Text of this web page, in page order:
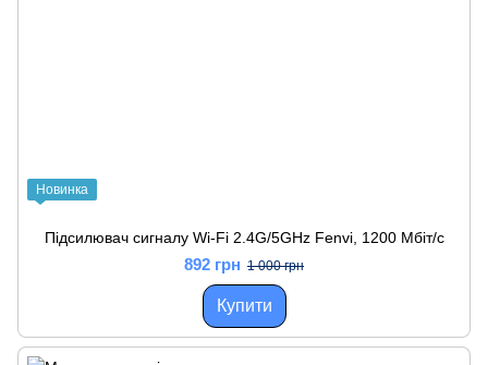
Новинка
Підсилювач сигналу Wi-Fi 2.4G/5GHz Fenvi, 1200 Мбіт/с
892 грн 1 000 грн
Купити